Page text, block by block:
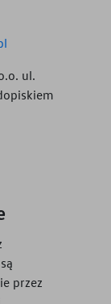
ul.
przez